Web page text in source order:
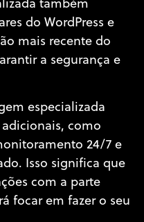
também
do WordPress e
mais recente do
a segurança e
especializada
como
24/7 e
Isso significa que
com a parte
focar em fazer o seu